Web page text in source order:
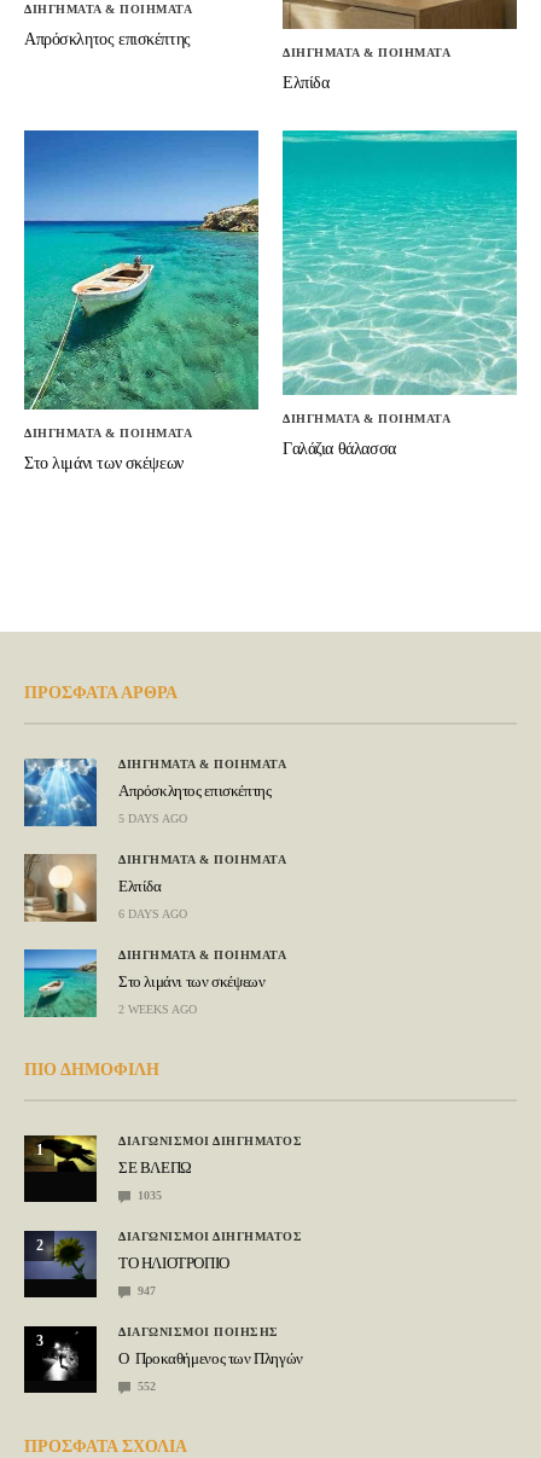
ΔΙΗΓΗΜΑΤΑ & ΠΟΙΗΜΑΤΑ
Απρόσκλητος επισκέπτης
ΔΙΗΓΗΜΑΤΑ & ΠΟΙΗΜΑΤΑ
Ελπίδα
ΔΙΗΓΗΜΑΤΑ & ΠΟΙΗΜΑΤΑ
Στο λιμάνι των σκέψεων
ΔΙΗΓΗΜΑΤΑ & ΠΟΙΗΜΑΤΑ
Γαλάζια θάλασσα
ΠΡΟΣΦΑΤΑ ΑΡΘΡΑ
ΔΙΗΓΗΜΑΤΑ & ΠΟΙΗΜΑΤΑ
Απρόσκλητος επισκέπτης
5 DAYS AGO
ΔΙΗΓΗΜΑΤΑ & ΠΟΙΗΜΑΤΑ
Ελπίδα
6 DAYS AGO
ΔΙΗΓΗΜΑΤΑ & ΠΟΙΗΜΑΤΑ
Στο λιμάνι των σκέψεων
2 WEEKS AGO
ΠΙΟ ΔΗΜΟΦΙΛΗ
1
ΔΙΑΓΩΝΙΣΜΟΙ ΔΙΗΓΗΜΑΤΟΣ
ΣΕ ΒΛΕΠΩ
1035
2
ΔΙΑΓΩΝΙΣΜΟΙ ΔΙΗΓΗΜΑΤΟΣ
ΤΟ ΗΛΙΟΤΡΟΠΙΟ
947
3
ΔΙΑΓΩΝΙΣΜΟΙ ΠΟΙΗΣΗΣ
Ο Προκαθήμενος των Πληγών
552
ΠΡΟΣΦΑΤΑ ΣΧΟΛΙΑ